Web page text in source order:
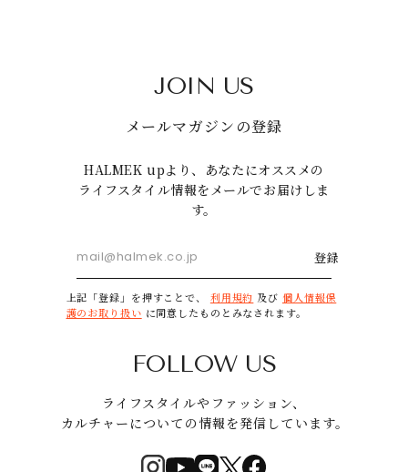
JOIN US
メールマガジンの登録
HALMEK upより、あなたにオススメの
ライフスタイル情報をメールでお届けしま
す。
登録
上記「登録」を押すことで、 利用規約 及び 個人情報保
護のお取り扱い に同意したものとみなされます。
FOLLOW US
ライフスタイルやファッション、
カルチャーについての情報を発信しています。